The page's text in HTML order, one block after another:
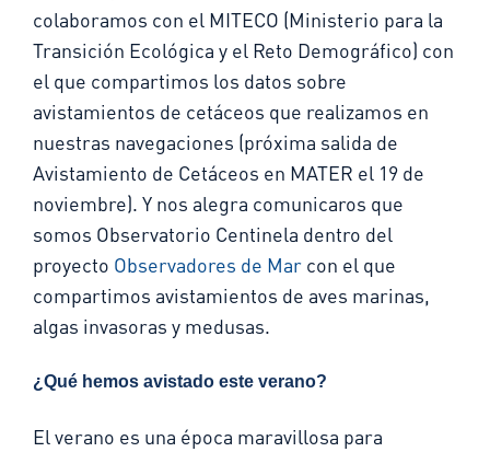
colaboramos con el MITECO (Ministerio para la
Transición Ecológica y el Reto Demográfico) con
el que compartimos los datos sobre
avistamientos de cetáceos que realizamos en
nuestras navegaciones (próxima salida de
Avistamiento de Cetáceos en MATER el 19 de
noviembre). Y nos alegra comunicaros que
somos Observatorio Centinela dentro del
proyecto Observadores de Mar con el que
compartimos avistamientos de aves marinas,
algas invasoras y medusas.
¿Qué hemos avistado este verano?
El verano es una época maravillosa para